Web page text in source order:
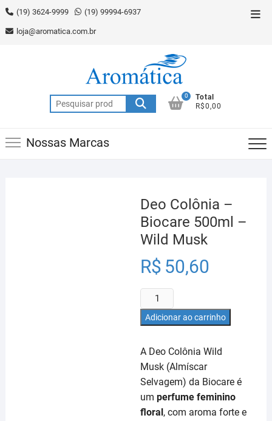
Skip
content
(19) 3624-9999 (19) 99994-6937
loja@aromatica.com.br
Pesquisar
por:
0
Total
R$0,00
Nossas Marcas
Deo Colônia –
Biocare 500ml –
Wild Musk
R$ 50,60
A Deo Colônia Wild
Musk (Almíscar
Selvagem) da Biocare é
umperfume feminino
floral, com aroma forte e
Deo
Colônia
-
500ml
-
Wild
Musk
quantidade
Adicionar ao carrinho